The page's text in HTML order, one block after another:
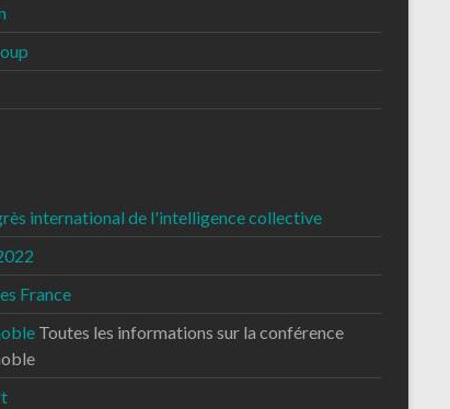
international de l'intelligence collective
France
Toutes les informations sur la conférence